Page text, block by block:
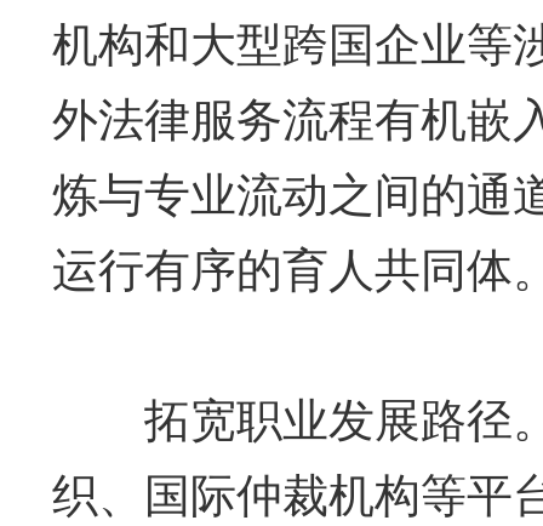
机构和大型跨国企业等
外法律服务流程有机嵌
炼与专业流动之间的通
运行有序的育人共同体
拓宽职业发展路径
织、国际仲裁机构等平